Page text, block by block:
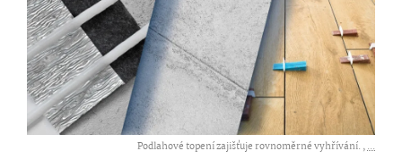
Podlahové topení zajišťuje rovnoměrné vyhřívání. ,...